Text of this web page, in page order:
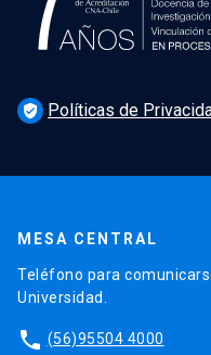
verified_user Políticas de
MESA CENTRAL
Teléfono para
Universidad.
phone (56)95504 4000